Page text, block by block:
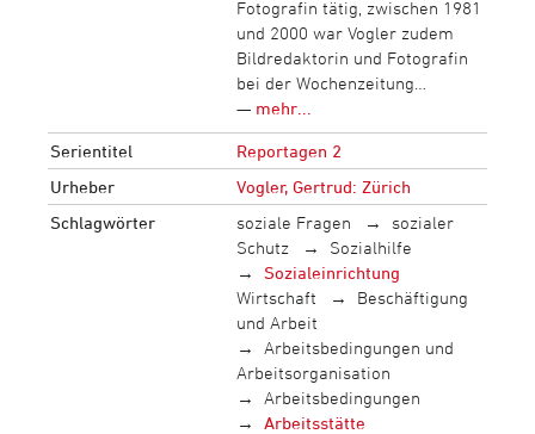
Fotografin tätig, zwischen 1981
und 2000 war Vogler zudem
Bildredaktorin und Fotografin
bei der Wochenzeitung…
— mehr...
Serientitel
Reportagen 2
Urheber
Vogler, Gertrud: Zürich
Schlagwörter
soziale Fragen
sozialer
Schutz
Sozialhilfe
Sozialeinrichtung
Wirtschaft
Beschäftigung
und Arbeit
Arbeitsbedingungen und
Arbeitsorganisation
Arbeitsbedingungen
Arbeitsstätte